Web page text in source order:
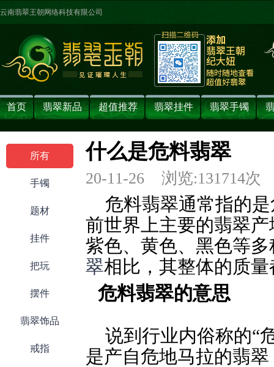
云南翡翠王朝网络科技有限公司
首页 翡翠新品 超值推荐 翡翠挂件 翡翠手镯
所有
手镯
题材
挂件
把玩
摆件
翡翠饰品
戒指
什么是危料翡翠
20-11-26 浏览:131714次
危料翡翠通常指的
前世界上主要的翡翠
紫色、黄色、黑色等
翠相比，其整体的质
危料翡翠的意思
说到行业内俗称的“
是产自危地马拉的翡